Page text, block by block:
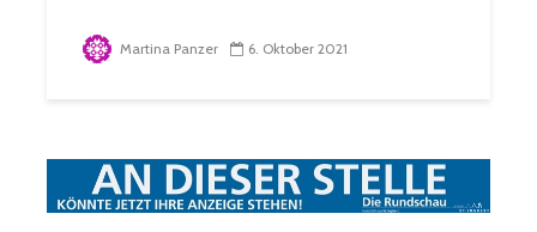
Martina Panzer 6. Oktober 2021